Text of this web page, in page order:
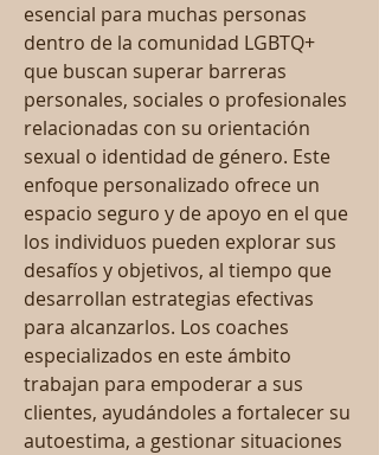
esencial para muchas personas
dentro de la comunidad LGBTQ+
que buscan superar barreras
personales, sociales o profesionales
relacionadas con su orientación
sexual o identidad de género. Este
enfoque personalizado ofrece un
espacio seguro y de apoyo en el que
los individuos pueden explorar sus
desafíos y objetivos, al tiempo que
desarrollan estrategias efectivas
para alcanzarlos. Los coaches
especializados en este ámbito
trabajan para empoderar a sus
clientes, ayudándoles a fortalecer su
autoestima, a gestionar situaciones